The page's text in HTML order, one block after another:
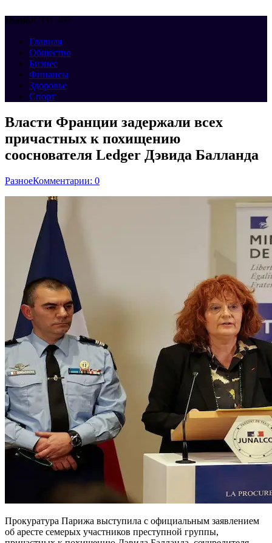
НОВОСТИ 360
Меню
Главная
Общество
Бизнес
Финансы
Здоровье
Спорт
Власти Франции задержали всех
причастных к похищению
сооснователя Ledger Дэвида Балланда
РазноеКомментарии: 0
Прокуратура Парижа выступила с официальным заявлением
об аресте семерых участников преступной группы,